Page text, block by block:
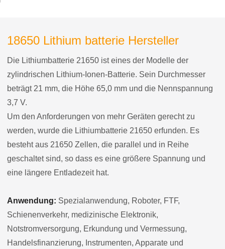
18650 Lithium batterie Hersteller
Die Lithiumbatterie 21650 ist eines der Modelle der
zylindrischen Lithium-Ionen-Batterie. Sein Durchmesser
beträgt 21 mm, die Höhe 65,0 mm und die Nennspannung
3,7 V.
Um den Anforderungen von mehr Geräten gerecht zu
werden, wurde die Lithiumbatterie 21650 erfunden. Es
besteht aus 21650 Zellen, die parallel und in Reihe
geschaltet sind, so dass es eine größere Spannung und
eine längere Entladezeit hat.
Anwendung: Spezialanwendung, Roboter, FTF,
Schienenverkehr, medizinische Elektronik,
Notstromversorgung, Erkundung und Vermessung,
Handelsfinanzierung, Instrumenten, Apparate und